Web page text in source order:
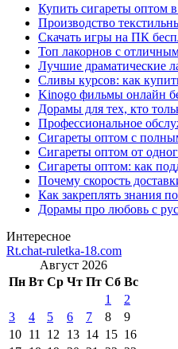
Купить сигареты оптом
Производство
Скачать игры на ПК
Топ лакорнов с
Лучшие драматические
Сливы курсов: как
Kinogo фильмы онлайн
Дорамы для тех, кто
Профессиональное
Сигареты оптом с
Сигареты оптом от
Сигареты оптом: как
Почему скорость
Как закреплять знания
Дорамы про любовь с
Интересное
Rt.chat-ruletka-18.com
Август 2026
Пн Вт Ср Чт Пт Сб Вс
1
2
3
4 5 6 7 8
9
10 11 12 13 14 15 16